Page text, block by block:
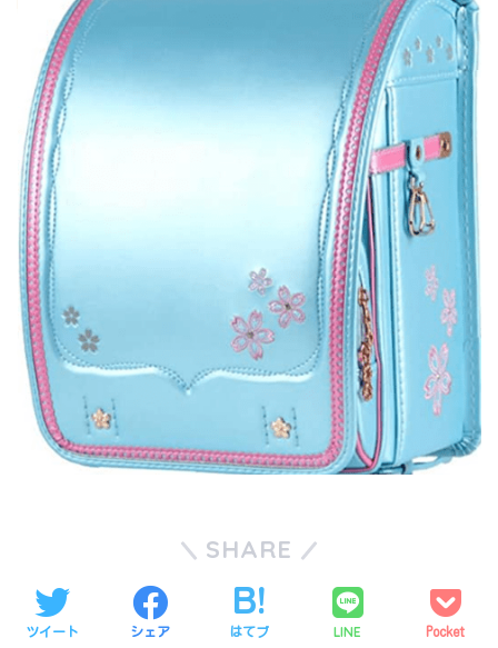
SHARE
ツイート シェア はてブ LINE Pocket